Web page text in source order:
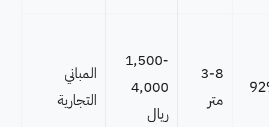
3-8
متر
1,500-
4,000
ريال
المباني
التجارية